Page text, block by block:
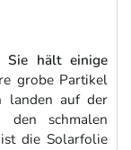
Sie hält einige
grobe Partikel
landen auf der
schmalen
die Solarfolie